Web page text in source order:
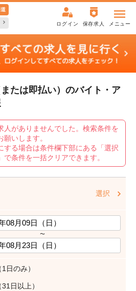
ログイン 保存求人 メニュー
たは即払い）のバイト・ア
人がありませんでした。検索条件を
いします。
する場合は条件欄下部にある「選択
条件を一括クリアできます。
選択
〜
日のみ）
日以上）